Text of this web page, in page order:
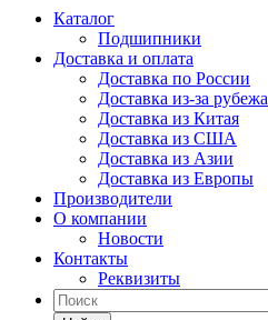
Каталог
Подшипники
Доставка и оплата
Доставка по России
Доставка из-за рубежа
Доставка из Китая
Доставка из США
Доставка из Азии
Доставка из Европы
Производители
О компании
Новости
Контакты
Реквизиты